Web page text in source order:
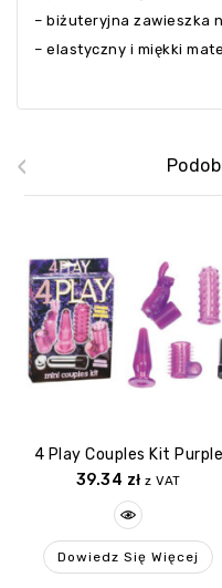
– biżuteryjna zawieszka
– elastyczny i miękki
4 Play Couples Kit Purple
39.34 zł z VAT
Dowiedz Się Więcej
‹